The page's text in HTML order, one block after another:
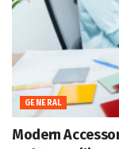
GENERAL
Modern